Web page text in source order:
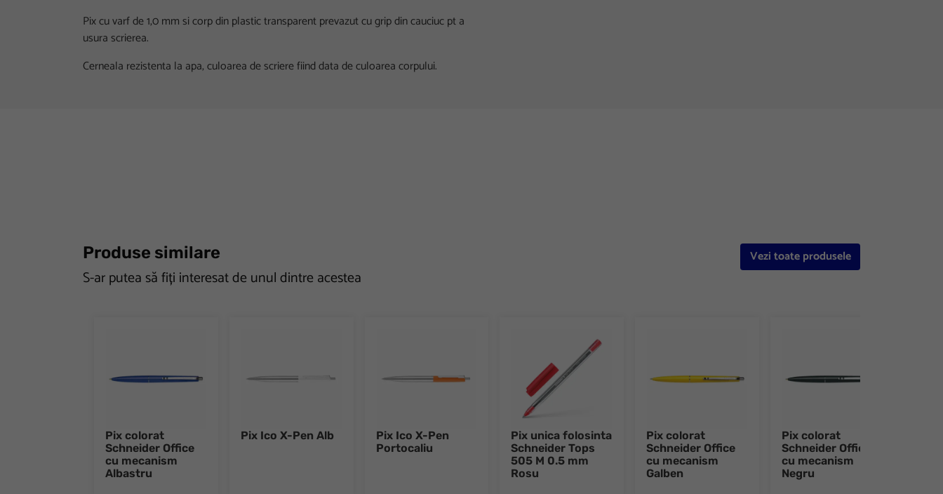
Pix cu varf de 1,0 mm si corp din plastic transparent prevazut cu grip din cauciuc pt a
usura scrierea.
Cerneala rezistenta la apa, culoarea de scriere fiind data de culoarea corpului.
Produse similare
S-ar putea să fiți interesat de unul dintre acestea
Vezi toate produsele
Pix colorat
Schneider Office
cu mecanism
Albastru
Pix Ico X-Pen Alb
Pix Ico X-Pen
Portocaliu
Pix unica folosinta
Schneider Tops
505 M 0.5 mm
Rosu
Pix colorat
Schneider Office
cu mecanism
Galben
Pix colorat
Schneider Office
cu mecanism
Negru